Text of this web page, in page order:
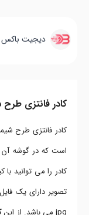
دیجیت باکس
کادر فانتزی طرح
کادر فانتزی طرح
است که در گوشه
کادر را می توانید